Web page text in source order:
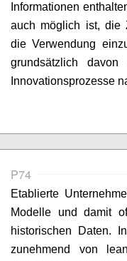
Informationen
auch möglich ist, die
die Verwendung
grundsätzlich
Innovationsprozesse
P74
Etablierte
Modelle und damit
historischen Daten.
zunehmend von